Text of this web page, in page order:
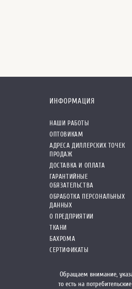
ИНФОРМАЦИЯ
НАШИ РАБОТЫ
ОПТОВИКАМ
АДРЕСА ДИЛЛЕРСКИХ ТОЧЕК
ПРОДАЖ
ДОСТАВКА И ОПЛАТА
ГАРАНТИЙНЫЕ
ОБЯЗАТЕЛЬСТВА
ОБРАБОТКА ПЕРСОНАЛЬНЫХ
ДАННЫХ
О ПРЕДПРИЯТИИ
ТКАНИ
БАХРОМА
СЕРТИФИКАТЫ
Обращаем внимание,
то есть на